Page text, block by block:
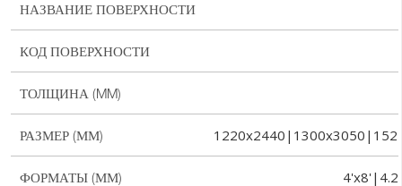
НАЗВАНИЕ ПОВЕРХНОСТИ
КОД ПОВЕРХНОСТИ
ТОЛЩИНА (MM)
РАЗМЕР (ММ)
ФОРМАТЫ (ММ)